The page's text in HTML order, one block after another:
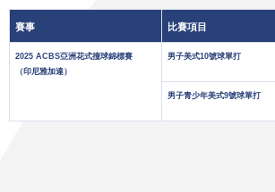
賽事 比賽項目
2025 ACBS亞洲花式撞球錦標賽
（印尼雅加達）
男子美式10號球單打
男子青少年美式9號球單打